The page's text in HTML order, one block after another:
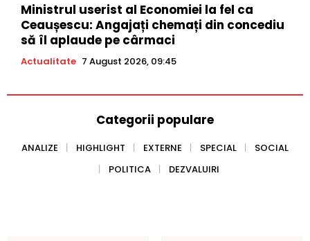
Ministrul userist al Economiei la fel ca
Ceaușescu: Angajați chemați din concediu
să îl aplaude pe cârmaci
Actualitate 7 August 2026, 09:45
Categorii populare
ANALIZE HIGHLIGHT EXTERNE SPECIAL
SOCIAL
POLITICA
DEZVALUIRI